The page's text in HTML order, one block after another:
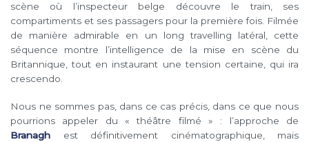
scène où l’inspecteur belge découvre le train, ses
compartiments et ses passagers pour la première fois. Filmée
de manière admirable en un long travelling latéral, cette
séquence montre l’intelligence de la mise en scène du
Britannique, tout en instaurant une tension certaine, qui ira
crescendo.
Nous ne sommes pas, dans ce cas précis, dans ce que nous
pourrions appeler du « théâtre filmé » : l’approche de
Branagh est définitivement cinématographique, mais